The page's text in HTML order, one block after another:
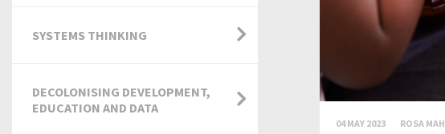
04 MAY 2023 ROSA
SYSTEMS THINKING
DECOLONISING DEVELOPMENT,
EDUCATION AND DATA